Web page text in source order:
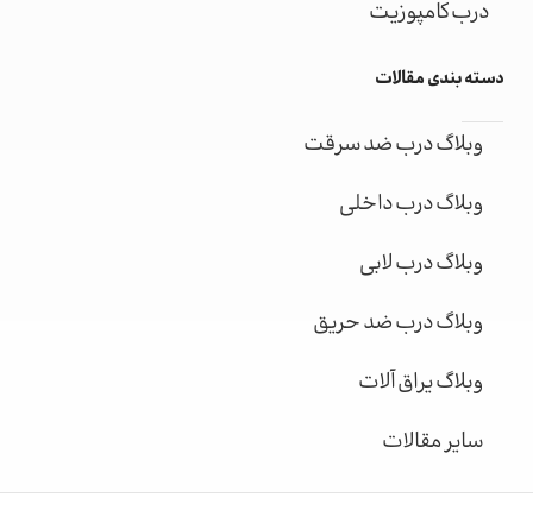
درب کامپوزیت
دسته بندی مقالات
وبلاگ درب ضد سرقت
وبلاگ درب داخلی
وبلاگ درب لابی
وبلاگ درب ضد حریق
وبلاگ یراق آلات
سایر مقالات